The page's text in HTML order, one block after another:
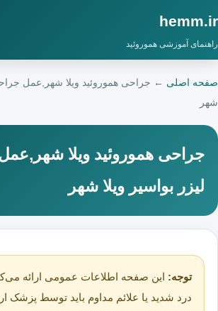
hemm.ir
راهنمای آموزشی هموروئید
صفحه اصلی ← جراحی هموروئید ویلا شهر,عمل
شهر
جراحی هموروئید ویلا
لیزر بواسیر ویلا شهر
توجه: این صفحه اطلاعات عمومی ارائه
درد شدید یا علائم مداوم باید توسط پزشک